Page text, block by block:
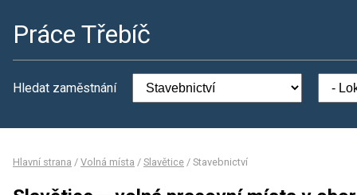
Práce Třebíč
Hledat zaměstnání
Hlavní strana / Volná místa / Slavětice / Stavebnictví